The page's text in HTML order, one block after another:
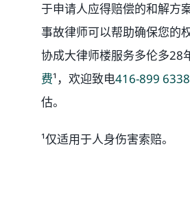
于申请人应得赔偿的和解方
事故律师可以帮助确保您的
协成大律师楼服务多伦多28
费¹，欢迎致电416-899 6338
估。
¹仅适用于人身伤害索赔。